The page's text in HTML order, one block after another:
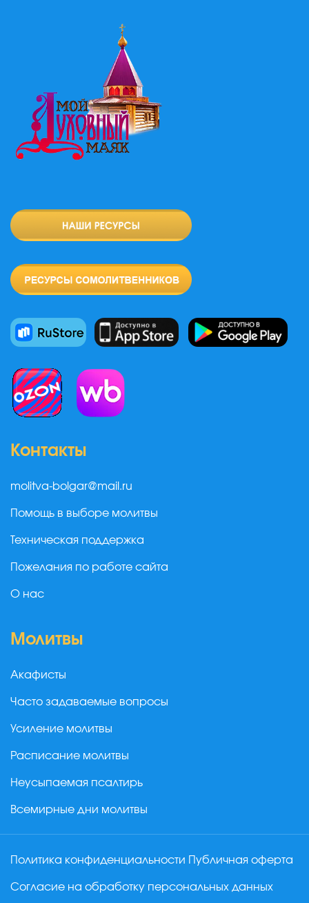
Контакты
molitva-bolgar@mail.ru
Помощь в выборе молитвы
Техническая поддержка
Пожелания по работе сайта
О нас
Молитвы
Акафисты
Часто задаваемые вопросы
Усиление молитвы
Расписание молитвы
Неусыпаемая псалтирь
Всемирные дни молитвы
Политика конфиденциальности Публичная оферта
Согласие на обработку персональных данных